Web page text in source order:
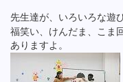
先生達が、いろいろな遊
福笑い、けんだま、こま
ありますよ。